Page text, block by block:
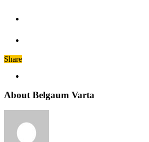
Share
About Belgaum Varta